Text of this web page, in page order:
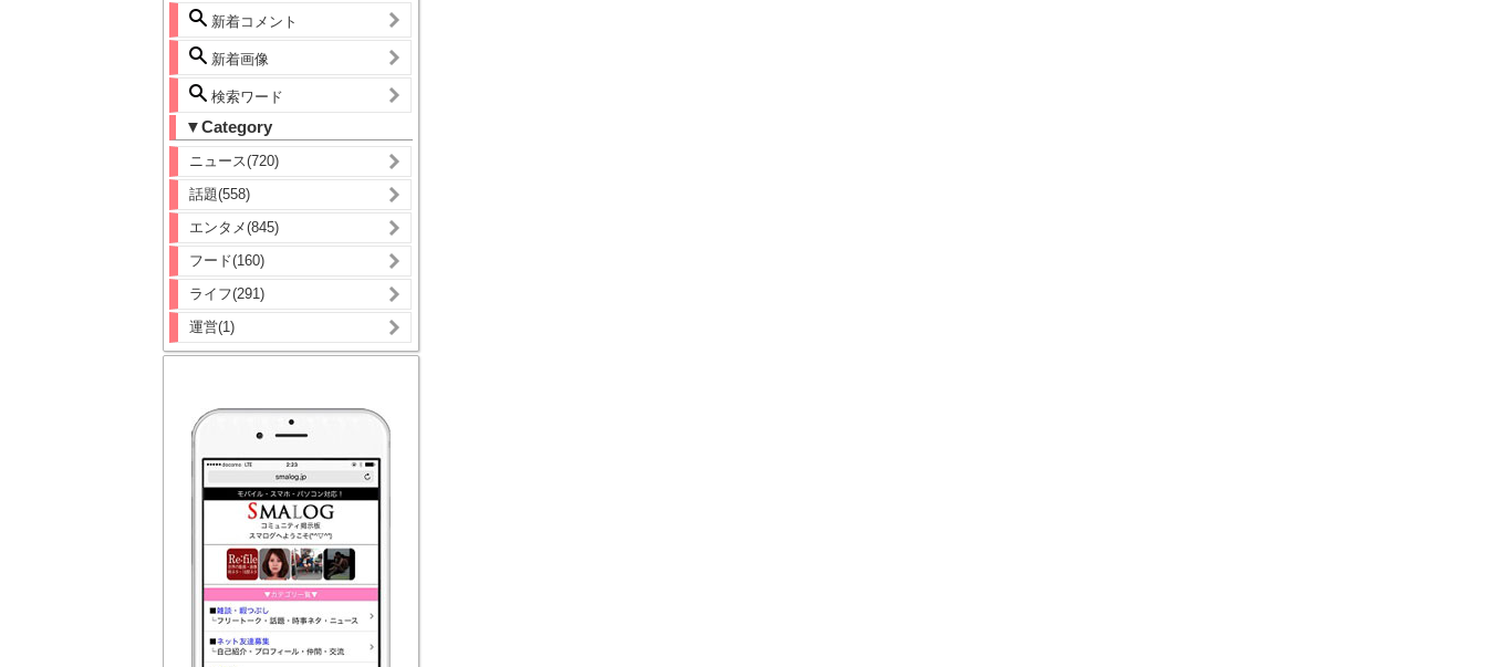
新着コメント
新着画像
検索ワード
▼Category
ニュース(720)
話題(558)
エンタメ(845)
フード(160)
ライフ(291)
運営(1)